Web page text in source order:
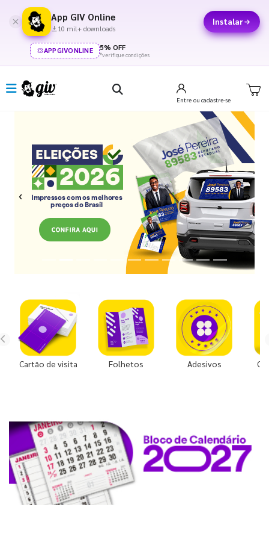
App GIV Online
10 mil+ downloads
Instalar
APPGIVONLINE 5% OFF
*verifique condições
Entre ou cadastre-se
Previous Next
Cartão de visita Folhetos Adesivos